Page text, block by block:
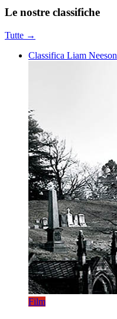
Le nostre classifiche
Tutte →
Classifica Liam Neeson
Film